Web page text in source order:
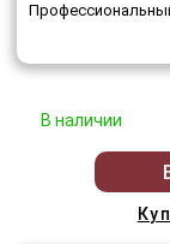
В наличии